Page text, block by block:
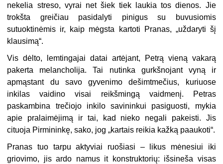
nekelia streso, vyrai net šiek tiek laukia tos dienos. Jie
trokšta greičiau pasidalyti pinigus su buvusiomis
sutuoktinėmis ir, kaip mėgsta kartoti Pranas, „uždaryti šį
klausimą“.
Vis dėlto, lemtingajai datai artėjant, Petrą vieną vakarą
pakerta melancholija. Tai nutinka gurkšnojant vyną ir
apmąstant du savo gyvenimo dešimtmečius, kuriuose
inkilas vaidino visai reikšmingą vaidmenį. Petras
paskambina trečiojo inkilo savininkui pasiguosti, mykia
apie pralaimėjimą ir tai, kad nieko negali pakeisti. Jis
cituoja Pirmininkę, sako, jog „kartais reikia kažką paaukoti“.
Pranas tuo tarpu aktyviai ruošiasi – likus mėnesiui iki
griovimo, jis ardo namus it konstruktorių: išsineša visas